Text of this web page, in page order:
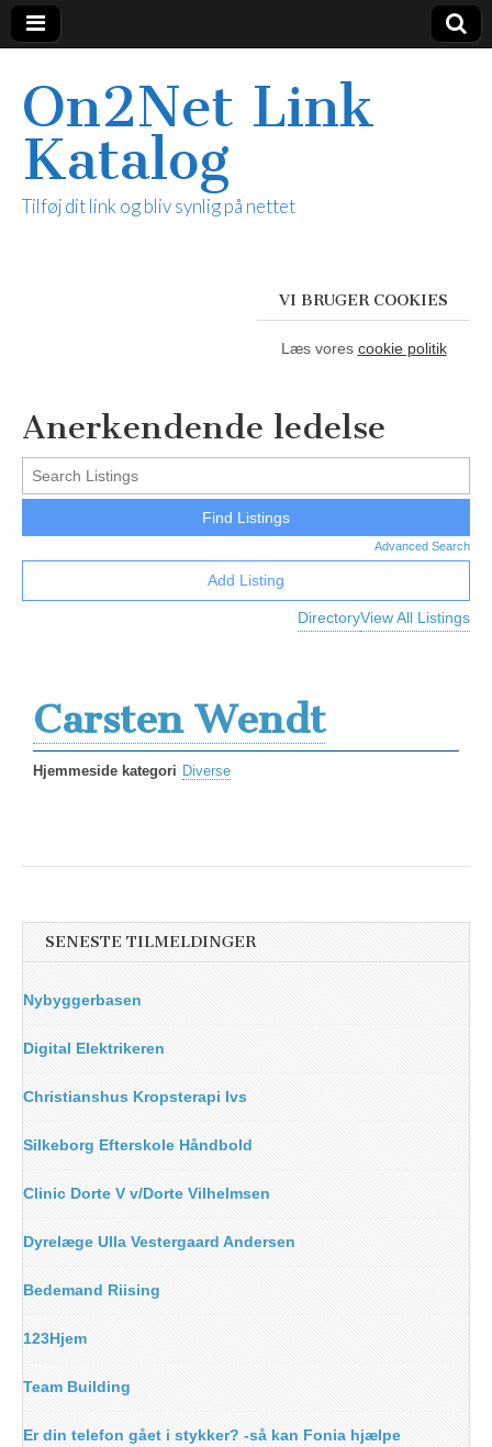
On2Net Link
Katalog
Tilføj dit link og bliv synlig på nettet
VI BRUGER COOKIES
Læs vores cookie politik
Anerkendende ledelse
Advanced Search
DirectoryView All Listings
Add Listing
Carsten Wendt
Hjemmeside kategori Diverse
SENESTE TILMELDINGER
Nybyggerbasen
Digital Elektrikeren
Christianshus Kropsterapi Ivs
Silkeborg Efterskole Håndbold
Clinic Dorte V v/Dorte Vilhelmsen
Dyrelæge Ulla Vestergaard Andersen
Bedemand Riising
123Hjem
Team Building
Er din telefon gået i stykker? -så kan Fonia hjælpe